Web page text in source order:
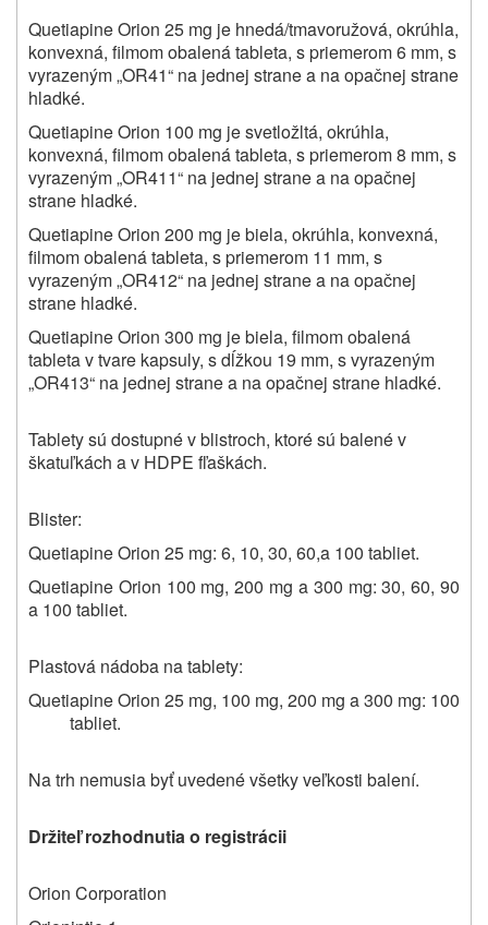
Quetiapine Orion 25 mg je hnedá/tmavoružová, okrúhla,
konvexná, filmom obalená tableta, s priemerom 6 mm, s
vyrazeným „OR41“ na jednej strane a na opačnej strane
hladké.
Quetiapine Orion 100 mg je svetložltá, okrúhla,
konvexná, filmom obalená tableta, s priemerom 8 mm, s
vyrazeným „OR411“ na jednej strane a na opačnej
strane hladké.
Quetiapine Orion 200 mg je biela, okrúhla, konvexná,
filmom obalená tableta, s priemerom 11 mm, s
vyrazeným „OR412“ na jednej strane a na opačnej
strane hladké.
Quetiapine Orion 300 mg je biela, filmom obalená
tableta v tvare kapsuly, s dĺžkou 19 mm, s vyrazeným
„OR413“ na jednej strane a na opačnej strane hladké.
Tablety sú dostupné v blistroch, ktoré sú balené v
škatuľkách a v HDPE fľaškách.
Blister:
Quetiapine Orion 25 mg: 6, 10, 30, 60,a 100 tabliet.
Quetiapine Orion 100 mg, 200 mg a 300 mg: 30, 60, 90
a 100 tabliet.
Plastová nádoba na tablety:
Quetiapine Orion 25 mg, 100 mg, 200 mg a 300 mg: 100
tabliet.
Na trh nemusia byť uvedené všetky veľkosti balení.
Držiteľ rozhodnutia o registrácii
Orion Corporation